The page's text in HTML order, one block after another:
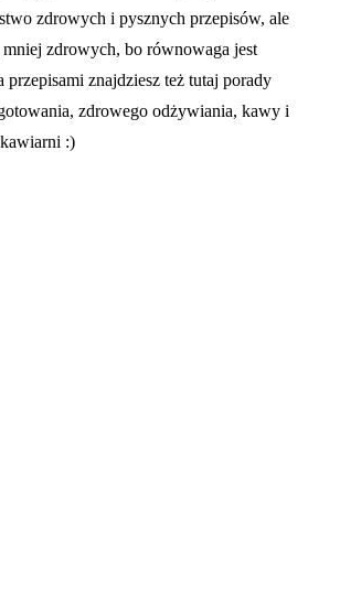
zdrowych i pysznych przepisów, ale
zdrowych, bo równowaga jest
przepisami znajdziesz też tutaj porady
zdrowego odżywiania, kawy i
:)